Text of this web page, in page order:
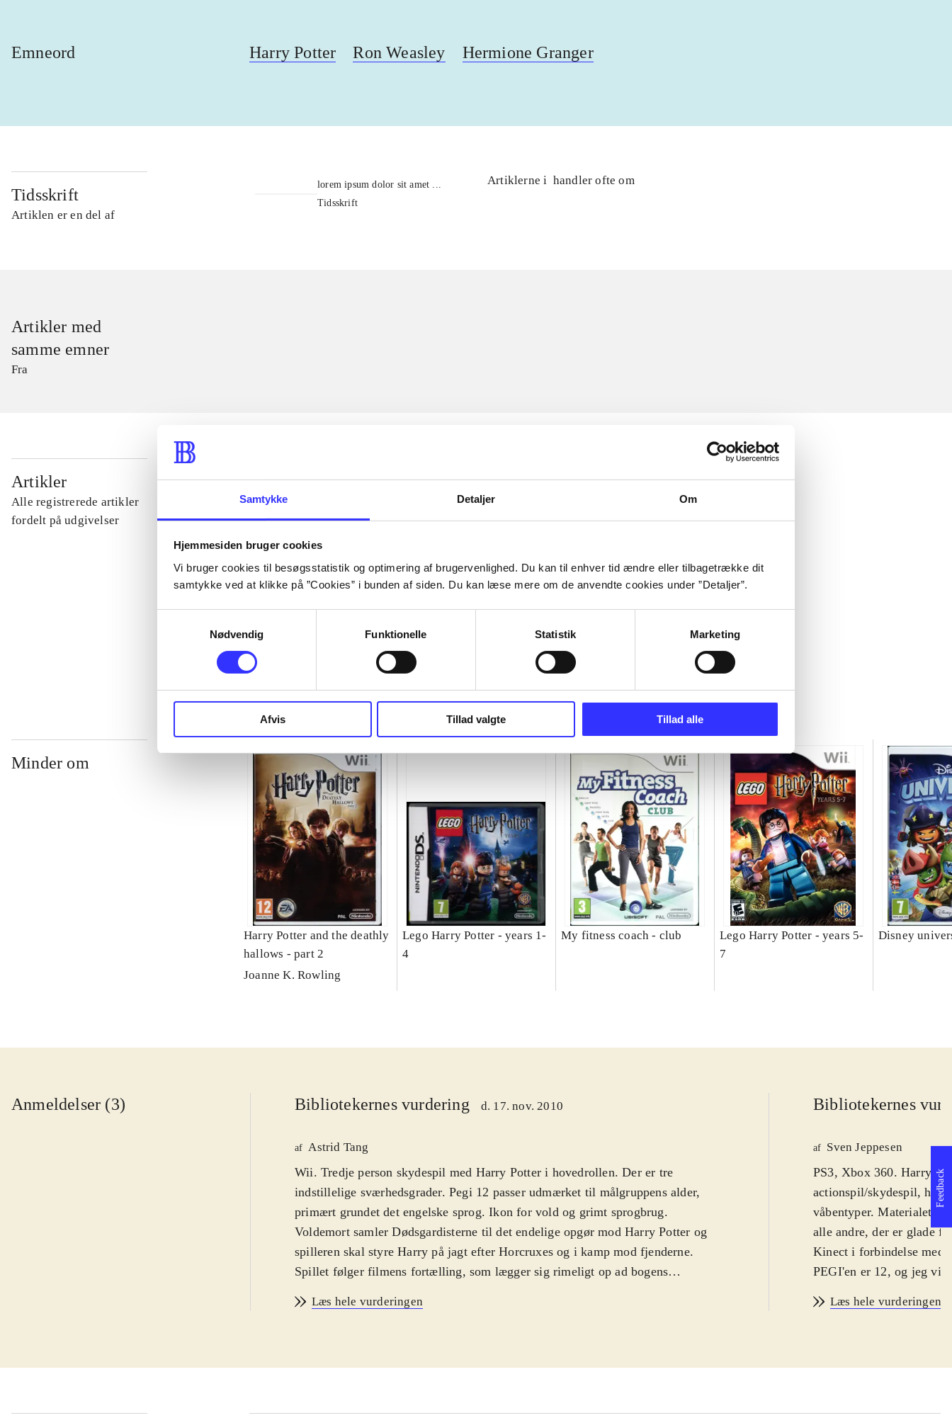
Samtykke Detaljer Om
Hjemmesiden bruger cookies
Vi bruger cookies til besøgsstatistik og optimering af brugervenlighed. Du kan til enhver tid ændre eller tilbagetrække dit
samtykke ved at klikke på ”Cookies” i bunden af siden. Du kan læse mere om de anvendte cookies under ”Detaljer”.
Nødvendig
Funktionelle Statistik Marketing
Afvis Tillad valgte Tillad alle
Emneord Harry Potter Ron Weasley Hermione Granger
Tidsskrift
Artiklen er en del af
lorem ipsum dolor sit amet ...
Tidsskrift
Artiklerne i handler ofte om
Artikler med
samme emner
Fra
Artikler
Alle registrerede artikler
fordelt på udgivelser
...
...
...
...
Minder om
Harry Potter and the deathly
hallows - part 2
Joanne K. Rowling
Lego Harry Potter - years 1-
4
My fitness coach - club
Lego Harry Potter - years 5-
7
Disney
Anmeldelser (3) Bibliotekernes vurdering d. 17. nov. 2010
af Astrid Tang
Wii. Tredje person skydespil med Harry Potter i hovedrollen. Der er tre
indstillelige sværhedsgrader. Pegi 12 passer udmærket til målgruppens alder,
primært grundet det engelske sprog. Ikon for vold og grimt sprogbrug.
Voldemort samler Dødsgardisterne til det endelige opgør mod Harry Potter og
spilleren skal styre Harry på jagt efter Horcruxes og i kamp mod fjenderne.
Spillet følger filmens fortælling, som lægger sig rimeligt op ad bogens
intet fortalt eller forklaret i spillet. Skulle der være en enkelt person derude, der
hvor man skal snige sig rundt. Spilleren sigter og skyder med wiimoten og
kampscenerne og der, hvor Harry skal snige sig af sted under
Læs hele vurderingen
Bibliotekernes
af Sven Jeppesen
PS3, Xbox 360. Harry
actionspil/skydespil,
våbentyper. Materialet
alle andre, der er glade
Kinect i forbindelse med
PEGI'en er 12, og jeg vil
trygge skolemiljø efter
"Stupefy!". I både Xbox
spillere ikke foregå via
Læs hele vurderingen
Feedback